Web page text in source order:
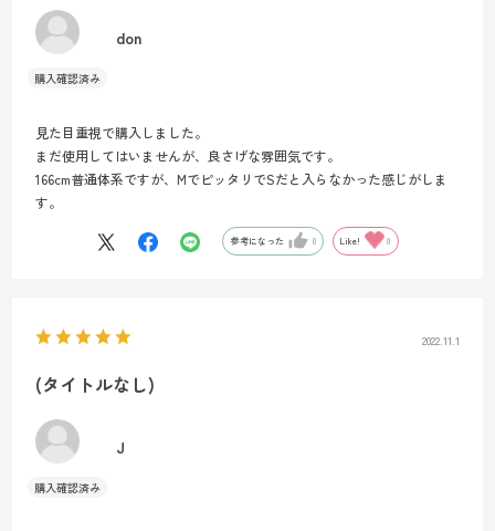
don
見た目重視で購入しました。
まだ使用してはいませんが、良さげな雰囲気です。
166cm普通体系ですが、MでピッタリでSだと入らなかった感じがしま
す。
参考になった 0 Like! 0
2022.11.1
(タイトルなし)
J